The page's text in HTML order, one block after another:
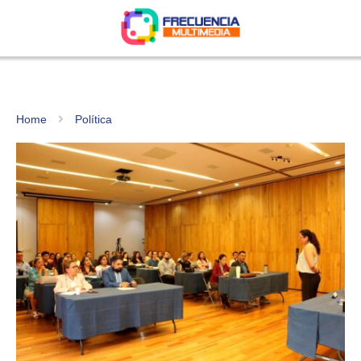
Home Política